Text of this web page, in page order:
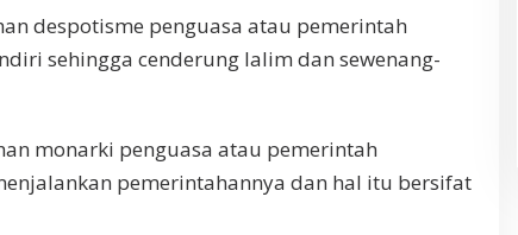
despotisme penguasa atau pemerintah
sehingga cenderung lalim dan sewenang-
monarki penguasa atau pemerintah
pemerintahannya dan hal itu bersifat